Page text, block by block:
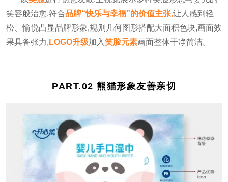
笑容般治愈,符合品牌“快乐与幸福”的价值主张,让人感到轻
松、愉悦凸显品牌形象,规则几何图形搭配大面积色块,画面效
果具备张力, LOGO升级加入笑脸元素画面整体干净简洁。
PART.02 熊猫形象友善亲切